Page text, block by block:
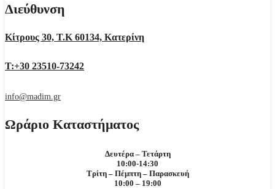
Διεύθυνση
Κίτρους 30, Τ.Κ 60134, Κατερίνη
Τ:+30 23510-73242
info@madim.gr
Ωράριο Καταστήματος
Δευτέρα – Τετάρτη
10:00-14:30
Τρίτη – Πέμπτη – Παρασκευή
10:00 – 19:00